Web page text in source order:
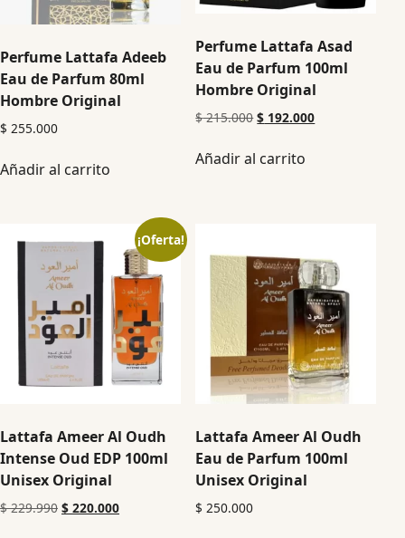
Perfume Lattafa Adeeb
Eau de Parfum 80ml
Hombre Original
$ 255.000
Añadir al carrito
Perfume Lattafa Asad
Eau de Parfum 100ml
Hombre Original
$215.000 $ 192.000
Añadir al carrito
¡Oferta!
Lattafa Ameer Al Oudh
Intense Oud EDP 100ml
Unisex Original
$229.990 $ 220.000
Lattafa Ameer Al Oudh
Eau de Parfum 100ml
Unisex Original
$ 250.000